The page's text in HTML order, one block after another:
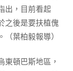
出，目前看起
之後是要扶植傀
葉柏毅報導）
東頓巴斯地區，